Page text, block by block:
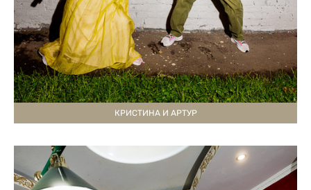
КРИСТИНА И АРТУР